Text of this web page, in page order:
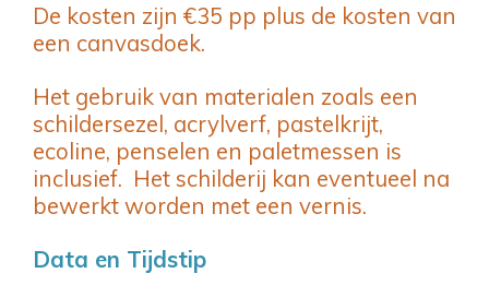
De kosten zijn €35 pp plus de kosten van
een canvasdoek.
Het gebruik van materialen zoals een
schildersezel, acrylverf, pastelkrijt,
ecoline, penselen en paletmessen is
inclusief. Het schilderij kan eventueel na
bewerkt worden met een vernis.
Data en Tijdstip